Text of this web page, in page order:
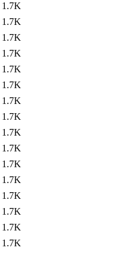
1.7K
1.7K
1.7K
1.7K
1.7K
1.7K
1.7K
1.7K
1.7K
1.7K
1.7K
1.7K
1.7K
1.7K
1.7K
1.7K